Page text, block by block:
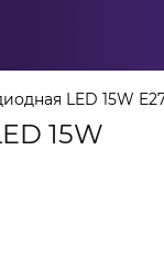
LED 15W
15W